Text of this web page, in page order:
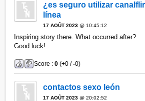
¿es seguro utilizar
línea
17 AOÛT 2023 @ 10:45:12
Inspiring story there. What occurred after?
Good luck!
Score :0 (+0 /-0)
contactos sexo león
17 AOÛT 2023 @ 20:02:52